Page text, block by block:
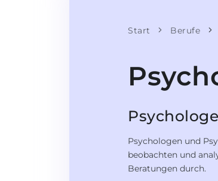
Start Berufe
Psychologen und
beobachten und
Beratungen durch.